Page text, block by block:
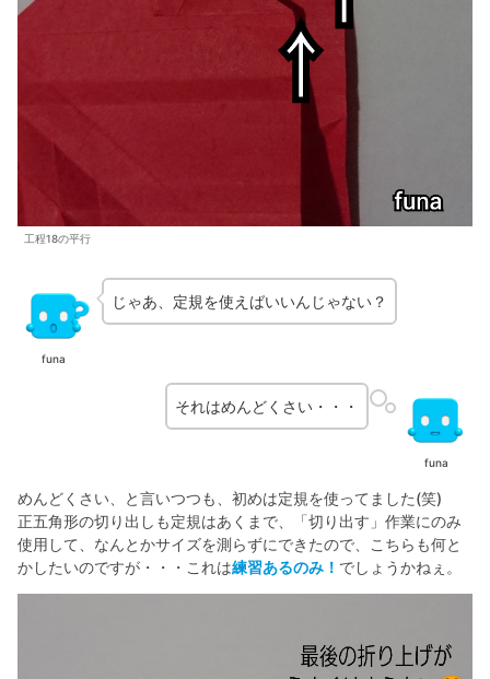
工程18の平行
funa
じゃあ、定規を使えばいいんじゃない？
funa
それはめんどくさい・・・
めんどくさい、と言いつつも、初めは定規を使ってました(笑)
正五角形の切り出しも定規はあくまで、「切り出す」作業にのみ
使用して、なんとかサイズを測らずにできたので、こちらも何と
かしたいのですが・・・これは練習あるのみ！ でしょうかねぇ。